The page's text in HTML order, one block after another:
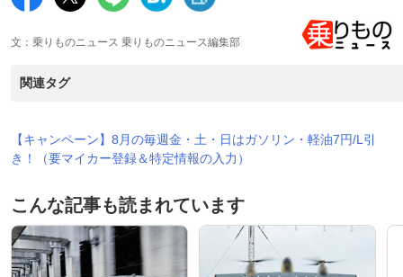
文：乗りものニュース 乗りものニュース編集部
関連タグ
【キャンペーン】8月の毎週金・土・日はガソリン・軽油7円/L引
き！（要マイカー登録＆特定情報の入力）
こんな記事も読まれています